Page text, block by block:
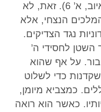
השטן בא ונעמד בקרבם (איוב, א’ 6). זאת, לא
הנצחי, אלא
נגד הצדיקים.
השטן לחסידי ה’
על אף שהוא
כדי לשלוט
כמצביא מיומן,
כאשר הוא רואה